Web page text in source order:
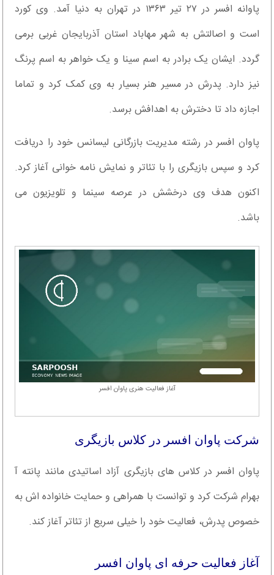
پاوانه افسر در ۲۷ تیر ۱۳۶۳ در تهران به دنیا آمد. وی کورد
است و اصالتش به شهر مهاباد استان آذربایجان غربی برمی
گردد. ایشان یک برادر به اسم سینا و یک خواهر به اسم پرنگ
نیز دارد. پدرش در مسیر هنر بسیار به وی کمک کرد و تماما
اجازه داد تا دخترش به اهدافش برسد.
پاوان افسر در رشته مدیریت بازرگانی لیسانس خود را دریافت
کرد و سپس بازیگری را با تئاتر و نمایش نامه خوانی آغاز کرد.
اکنون هدف وی درخشش در عرصه سینما و تلویزیون می
باشد.
آغاز فعالیت هنری پاوان افسر
شرکت پاوان افسر در کلاس بازیگری
پاوان افسر در کلاس های بازیگری آزاد اساتیدی مانند پانته آ
بهرام شرکت کرد و توانست با همراهی و حمایت خانواده اش به
خصوص پدرش، فعالیت خود را خیلی سریع از تئاتر آغاز کند.
آغاز فعالیت حرفه ای پاوان افسر